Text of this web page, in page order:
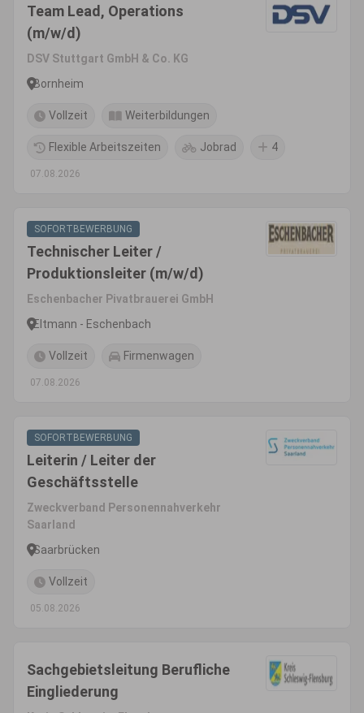
Team Lead, Operations
(m/w/d)
DSV Stuttgart GmbH & Co. KG
Bornheim
Vollzeit Weiterbildungen
Flexible Arbeitszeiten Jobrad 4
07.08.2026
SOFORTBEWERBUNG
Technischer Leiter /
Produktionsleiter (m/w/d)
Eschenbacher Pivatbrauerei GmbH
Eltmann - Eschenbach
Vollzeit Firmenwagen
07.08.2026
SOFORTBEWERBUNG
Leiterin / Leiter der
Geschäftsstelle
Zweckverband Personennahverkehr
Saarland
Saarbrücken
Vollzeit
05.08.2026
Sachgebietsleitung Berufliche
Eingliederung